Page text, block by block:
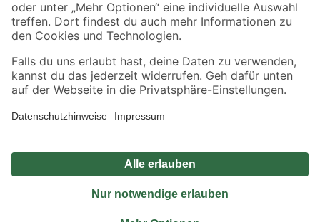
Alle Preisangaben in EUR inkl. gesetzl. MwSt.. Die dargestellten Angebote sind unter
Umständen nicht in allen Märkten verfügbar. Die angegebenen Verfügbarkeiten beziehen
Produkte nur solange der Vorrat reicht.
*Paketversand ab 59 € versandkostenfrei, gilt nicht für Artikel mit Speditionsversand, hier
Privatsphäre Impressum
Nutzungsbedingungen
Widerrufsrecht
Vertrag widerrufen